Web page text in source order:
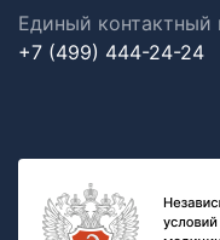
Единый контактный
+7 (499) 444-24-24